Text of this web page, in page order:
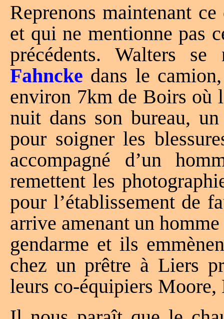
Reprenons maintenant
et qui ne mentionne pas
précédents. Walters
Fahncke dans le
environ 7km de Boirs où
nuit dans son bureau,
pour soigner les
accompagné d’un
remettent les
pour l’établissement de
arrive amenant un
gendarme et ils
chez un prêtre à Liers
leurs co-équipiers